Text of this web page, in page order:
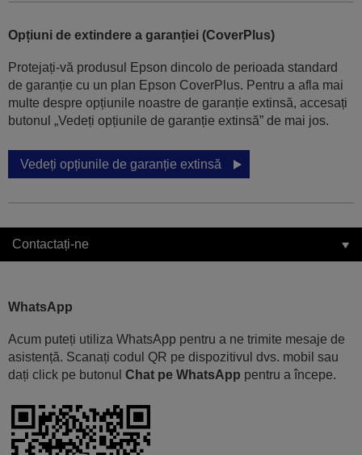
Opțiuni de extindere a garanției (CoverPlus)
Protejați-vă produsul Epson dincolo de perioada standard
de garanție cu un plan Epson CoverPlus. Pentru a afla mai
multe despre opțiunile noastre de garanție extinsă, accesați
butonul „Vedeți opțiunile de garanție extinsă” de mai jos.
Vedeți opțiunile de garanție extinsă
Contactați-ne
WhatsApp
Acum puteți utiliza WhatsApp pentru a ne trimite mesaje de
asistență. Scanați codul QR pe dispozitivul dvs. mobil sau
dați click pe butonul Chat pe WhatsApp pentru a începe.